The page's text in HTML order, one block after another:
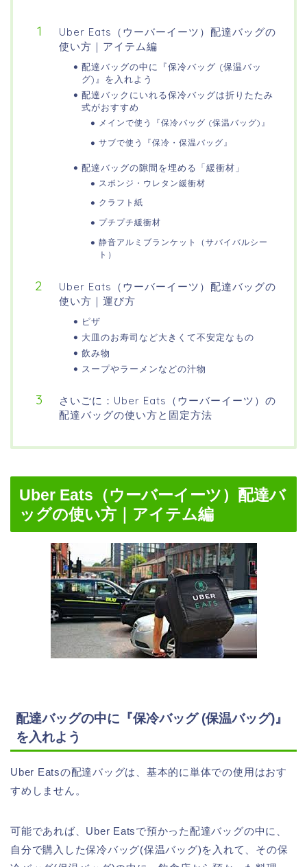
Uber Eats（ウーバーイーツ）配達バッグの
使い方｜アイテム編
配達バッグの中に『保冷バッグ (保温バッ
グ)』を入れよう
配達バックにいれる保冷バッグは折りたたみ
式がおすすめ
メインで使う『保冷バッグ (保温バッグ)』
サブで使う『保冷・保温バッグ』
配達バッグの隙間を埋める「緩衝材」
スポンジ・ウレタン緩衝材
クラフト紙
プチプチ緩衝材
静音アルミブランケット（サバイバルシー
ト）
Uber Eats（ウーバーイーツ）配達バッグの
使い方｜運び方
ピザ
大皿のお寿司など大きくて不安定なもの
飲み物
スープやラーメンなどの汁物
さいごに：Uber Eats（ウーバーイーツ）の
配達バッグの使い方と固定方法
Uber Eats（ウーバーイーツ）配達バ
ッグの使い方｜アイテム編
配達バッグの中に『保冷バッグ (保温バッグ)』
を入れよう
Uber Eatsの配達バッグは、基本的に単体での使用はおす
すめしません。
可能であれば、Uber Eatsで預かった配達バッグの中に、
自分で購入した保冷バッグ(保温バッグ)を入れて、その保